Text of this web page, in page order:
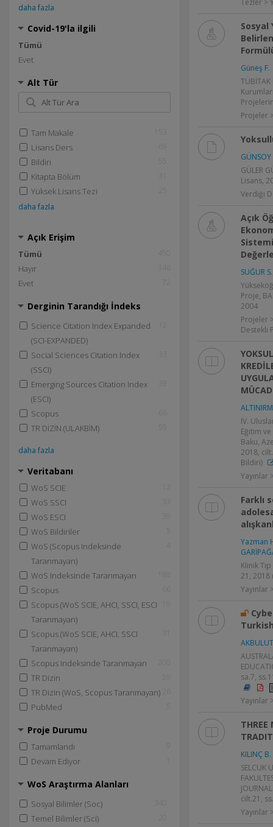
daha fazla
Covid-19'la ilgili
Tümü
Evet
Alt Tür
Tam Makale
Lisans Ders
Bildiri
Kitapta Bölüm
Yüksek Lisans Tezi
daha fazla
Açık Erişim
Tümü
Hayır
Evet
Derginin Tarandığı İndeks
Science Citation Index Expanded
(SCI-EXPANDED)
Social Sciences Citation Index
(SSCI)
Emerging Sources Citation Index
(ESCI)
Scopus
TR DİZİN (ULAKBİM)
daha fazla
Veritabanı
WoS SCIE
WoS SSCI
WoS ESCI
WoS Bildiriler
WoS (Scopus Indeksinde
Taranmayan)
WoS Indeksinde Taranmayan
Scopus
Scopus (WoS SCIE, AHCI, SSCI, ESCI
Taranmayan)
Scopus (WoS SCIE, AHCI, SSCI
Taranmayan)
Scopus Indeksinde Taranmayan
TR Dizin
TR Dizin (WoS, Scopus Taranmayan)
PubMed
Proje Durumu
Tamamlandı
Devam Ediyor
WoS Araştırma Alanları
Sosyal Bilimler (Soc)
Temel Bilimler (Sci)
Tezler >
Sosyal
Güneş F.
Projeler
GÜNSOY
GÜLER
Lisans,
Verdiği
Açık
SUĞUR S.
Proje,
2004
Projeler
Destekli
IV.
Eğitim
Baku,
2018,
Bildiri)
Yayınlar
Farklı
Yazman
Klinik
21, 2018
Yayınlar
sa.7,
Yayınlar
THREE
KILINÇ B.
SELCUK
cilt.21,
Yayınlar